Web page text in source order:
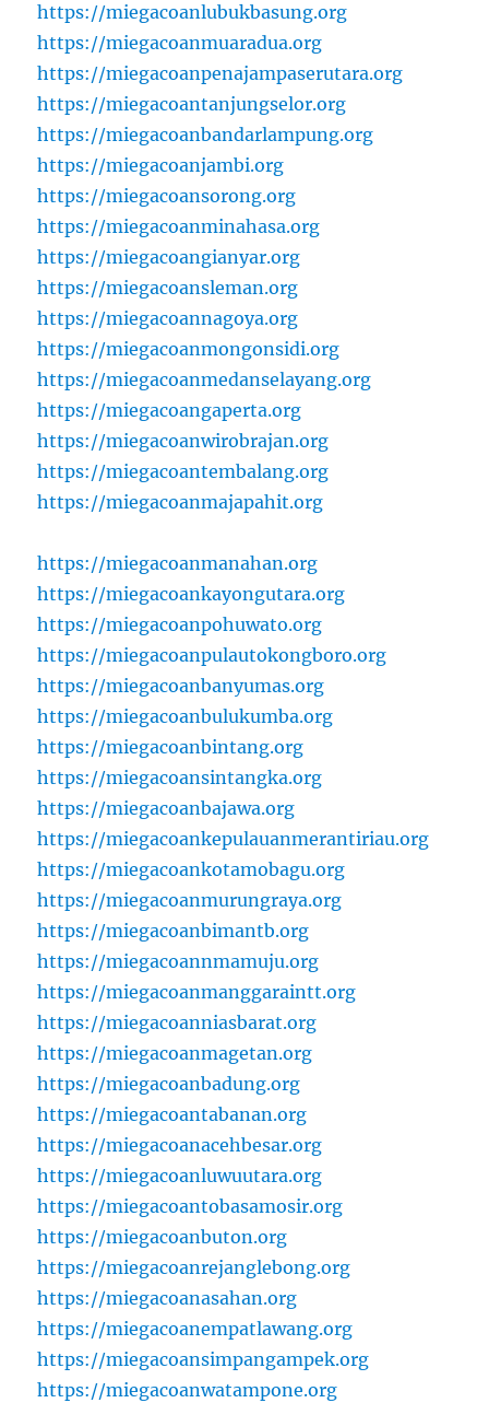
https://miegacoanlubukbasung.org
https://miegacoanmuaradua.org
https://miegacoanpenajampaserutara.org
https://miegacoantanjungselor.org
https://miegacoanbandarlampung.org
https://miegacoanjambi.org
https://miegacoansorong.org
https://miegacoanminahasa.org
https://miegacoangianyar.org
https://miegacoansleman.org
https://miegacoannagoya.org
https://miegacoanmongonsidi.org
https://miegacoanmedanselayang.org
https://miegacoangaperta.org
https://miegacoanwirobrajan.org
https://miegacoantembalang.org
https://miegacoanmajapahit.org
https://miegacoanmanahan.org
https://miegacoankayongutara.org
https://miegacoanpohuwato.org
https://miegacoanpulautokongboro.org
https://miegacoanbanyumas.org
https://miegacoanbulukumba.org
https://miegacoanbintang.org
https://miegacoansintangka.org
https://miegacoanbajawa.org
https://miegacoankepulauanmerantiriau.org
https://miegacoankotamobagu.org
https://miegacoanmurungraya.org
https://miegacoanbimantb.org
https://miegacoannmamuju.org
https://miegacoanmanggaraintt.org
https://miegacoanniasbarat.org
https://miegacoanmagetan.org
https://miegacoanbadung.org
https://miegacoantabanan.org
https://miegacoanacehbesar.org
https://miegacoanluwuutara.org
https://miegacoantobasamosir.org
https://miegacoanbuton.org
https://miegacoanrejanglebong.org
https://miegacoanasahan.org
https://miegacoanempatlawang.org
https://miegacoansimpangampek.org
https://miegacoanwatampone.org